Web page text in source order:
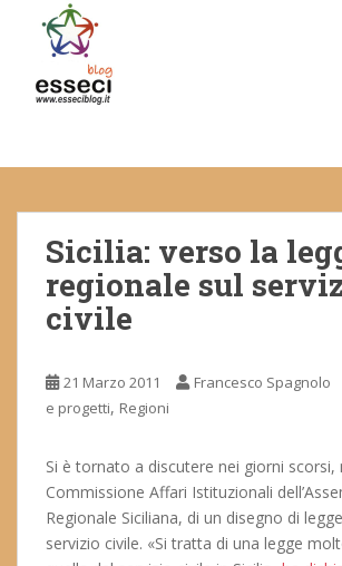
m
Sicilia: verso la
regionale sul
civile
21 Marzo 2011 Francesco Spagnolo
e progetti, Regioni
Si è tornato a discutere nei giorni scorsi,
Commissione Affari Istituzionali
Regionale Siciliana, di un disegno di
servizio civile. «Si tratta di una legge